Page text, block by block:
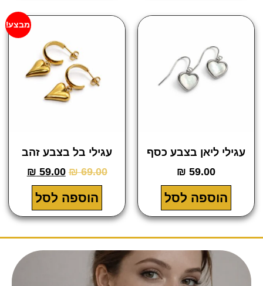
ליאן בצבע כסף
₪59.00
הוספה לסל
עגילי בל בצבע זהב
₪69.00
₪59.00
הוספה לסל